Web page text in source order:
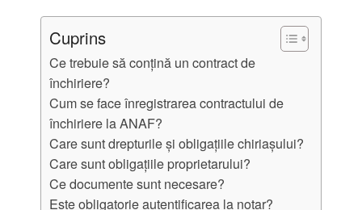
Cuprins
Ce trebuie să conțină un contract de
închiriere?
Cum se face înregistrarea contractului de
închiriere la ANAF?
Care sunt drepturile și obligațiile chiriașului?
Care sunt obligațiile proprietarului?
Ce documente sunt necesare?
Este obligatorie autentificarea la notar?